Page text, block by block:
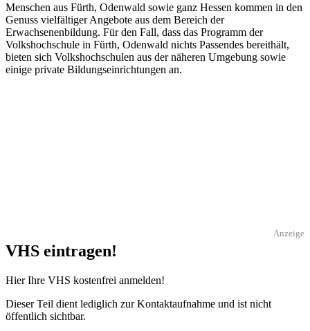
Menschen aus Fürth, Odenwald sowie ganz Hessen kommen in den
Genuss vielfältiger Angebote aus dem Bereich der
Erwachsenenbildung. Für den Fall, dass das Programm der
Volkshochschule in Fürth, Odenwald nichts Passendes bereithält,
bieten sich Volkshochschulen aus der näheren Umgebung sowie
einige private Bildungseinrichtungen an.
Anzeige
VHS eintragen!
Hier Ihre VHS kostenfrei anmelden!
Dieser Teil dient lediglich zur Kontaktaufnahme und ist nicht
öffentlich sichtbar.